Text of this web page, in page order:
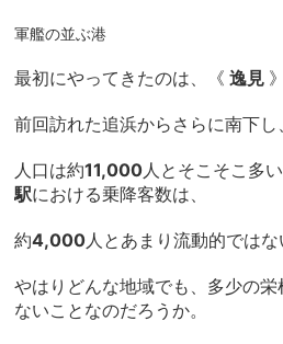
軍艦の並ぶ港
最初にやってきたのは、《逸見
前回訪れた追浜からさらに南下し
人口は約11,000人とそこそこ多
駅における乗降客数は、
約4,000人とあまり流動的ではな
やはりどんな地域でも、多少の
ないことなのだろうか。